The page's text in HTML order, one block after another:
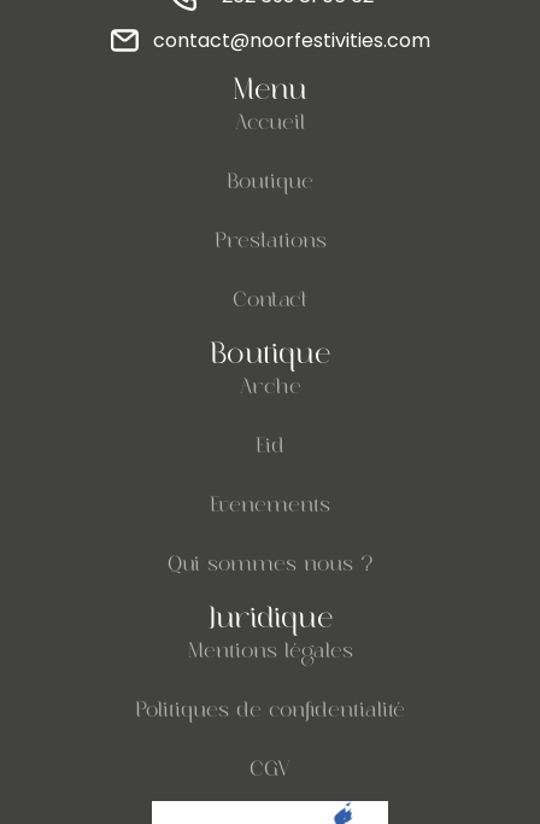
contact@noorfestivities.com
Menu
Accueil
Boutique
Prestations
Contact
Boutique
Arche
Eid
Evenements
Qui sommes nous ?
Juridique
Mentions légales
Politiques de confidentialité
CGV